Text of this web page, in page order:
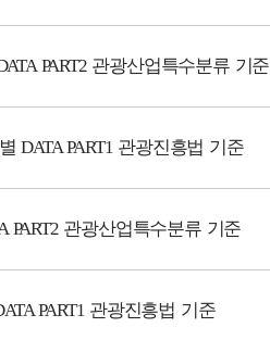
PART2 관광산업특수분류 기준
DATA PART1 관광진흥법 기준
PART2 관광산업특수분류 기준
PART1 관광진흥법 기준